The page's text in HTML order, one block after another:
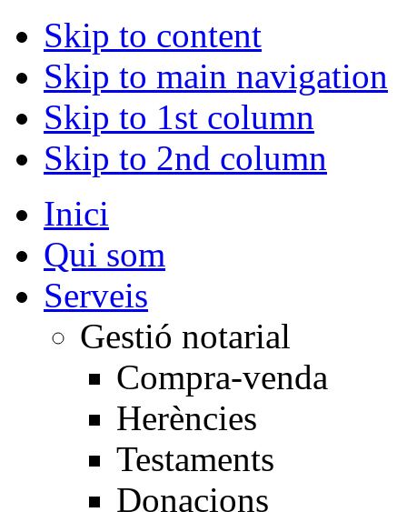
Skip to content
Skip to main navigation
Skip to 1st column
Skip to 2nd column
Inici
Qui som
Serveis
Gestió notarial
Compra-venda
Herències
Testaments
Donacions